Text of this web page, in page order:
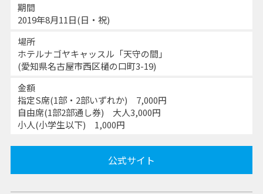
期間
2019年8月11日(日・祝)
場所
ホテルナゴヤキャッスル「天守の間」
(愛知県名古屋市西区樋の口町3-19)
金額
指定S席(1部・2部いずれか) 7,000円
自由席(1部2部通し券) 大人3,000円
小人(小学生以下) 1,000円
公式サイト